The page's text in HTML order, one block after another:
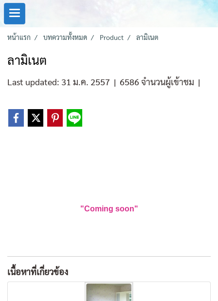
หน้าแรก บทความทั้งหมด Product ลามิเนต
ลามิเนต
Last updated: 31 ม.ค. 2557 | 6586 จำนวนผู้เข้าชม |
"Coming soon"
เนื้อหาที่เกี่ยวข้อง